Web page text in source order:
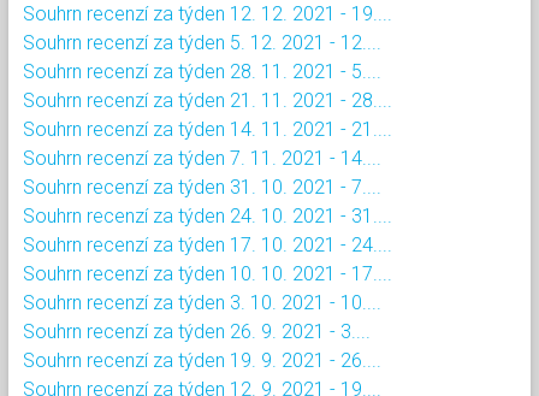
Souhrn recenzí za týden 12. 12. 2021 - 19....
Souhrn recenzí za týden 5. 12. 2021 - 12....
Souhrn recenzí za týden 28. 11. 2021 - 5....
Souhrn recenzí za týden 21. 11. 2021 - 28....
Souhrn recenzí za týden 14. 11. 2021 - 21....
Souhrn recenzí za týden 7. 11. 2021 - 14....
Souhrn recenzí za týden 31. 10. 2021 - 7....
Souhrn recenzí za týden 24. 10. 2021 - 31....
Souhrn recenzí za týden 17. 10. 2021 - 24....
Souhrn recenzí za týden 10. 10. 2021 - 17....
Souhrn recenzí za týden 3. 10. 2021 - 10....
Souhrn recenzí za týden 26. 9. 2021 - 3....
Souhrn recenzí za týden 19. 9. 2021 - 26....
Souhrn recenzí za týden 12. 9. 2021 - 19....